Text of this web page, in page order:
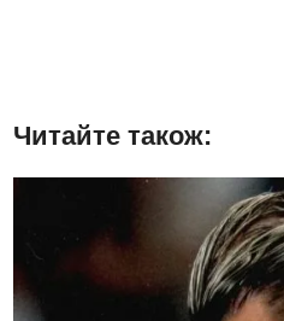
Читайте також: